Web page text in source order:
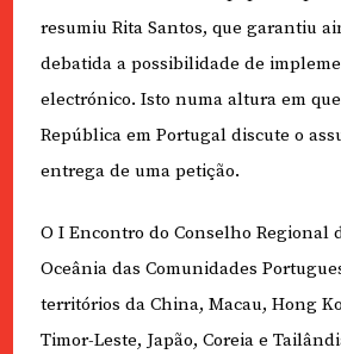
resumiu Rita Santos, que garantiu
debatida a possibilidade de
electrónico. Isto numa altura em
República em Portugal discute o
entrega de uma petição.
O I Encontro do Conselho Regional
Oceânia das Comunidades
territórios da China, Macau, Hong
Timor-Leste, Japão, Coreia e